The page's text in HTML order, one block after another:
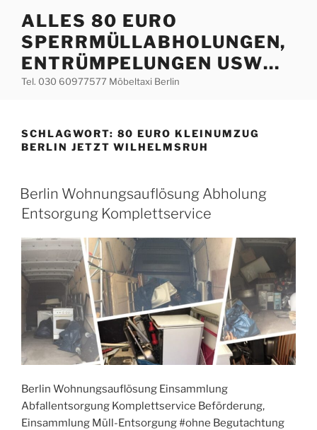
Inhalt
springen
ALLES 80 EURO
SPERRMÜLLABHOLUNGEN,
ENTRÜMPELUNGEN USW…
Tel. 030 60977577 Möbeltaxi Berlin
SCHLAGWORT: 80 EURO KLEINUMZUG
BERLIN JETZT WILHELMSRUH
VERÖFFENTLICHT
AM
Berlin Wohnungsauflösung Abholung
Entsorgung Komplettservice
Berlin Wohnungsauflösung Einsammlung
Abfallentsorgung Komplettservice Beförderung,
Einsammlung Müll-Entsorgung #ohne Begutachtung